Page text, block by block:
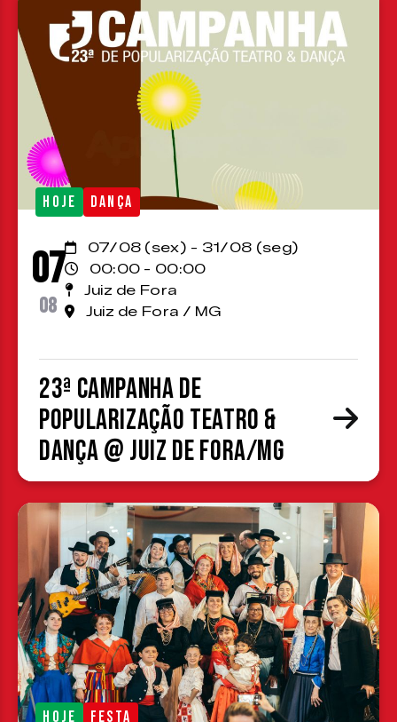
HOJE DANÇA
07
08
07/08 (sex) - 31/08 (seg)
00:00 - 00:00
Juiz de Fora
Juiz de Fora / MG
23ª Campanha de
Popularização Teatro &
Dança @ Juiz de Fora/MG
HOJE FESTA